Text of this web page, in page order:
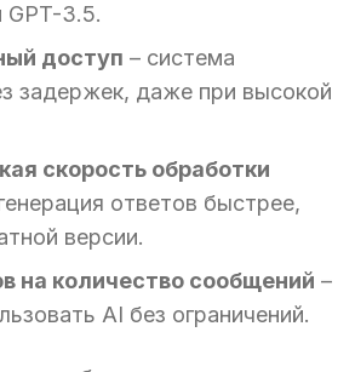
3.5.
доступ – система
задержек, даже при высокой
скорость обработки
ответов быстрее,
версии.
на количество сообщений –
AI без ограничений.